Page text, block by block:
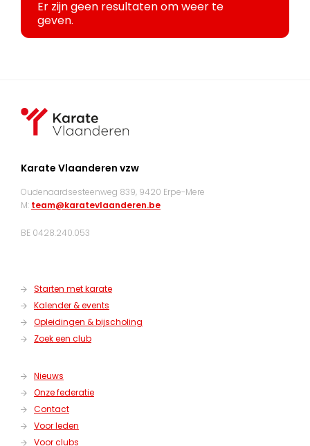
Er zijn geen resultaten om weer te
geven.
Karate Vlaanderen vzw
Oudenaardsesteenweg 839, 9420 Erpe-Mere
M: team@karatevlaanderen.be
BE 0428.240.053
Starten met karate
Kalender & events
Opleidingen & bijscholing
Zoek een club
Nieuws
Onze federatie
Contact
Voor leden
Voor clubs